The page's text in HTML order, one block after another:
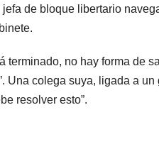
de bloque libertario
terminado, no hay forma de
Una colega suya, ligada a
resolver esto”.